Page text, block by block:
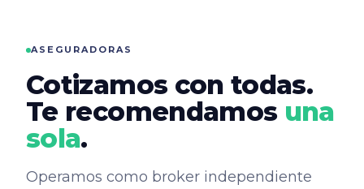
ASEGURADORAS
Cotizamos con todas.
Te recomendamos una
sola.
Operamos como broker independiente